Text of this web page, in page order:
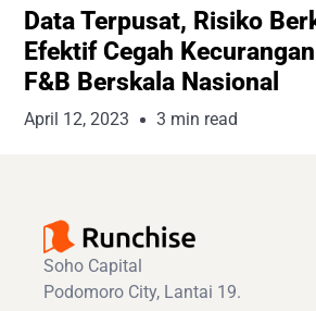
Data Terpusat, Risiko
Efektif Cegah
F&B Berskala Nasional
April 12, 2023 3 min read
Soho Capital
Podomoro City, Lantai 19.